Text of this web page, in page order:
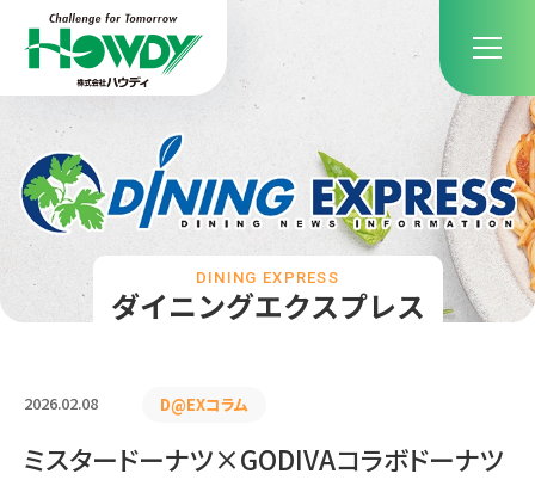
ダイニングエクスプレス
DINING EXPRESS
2026.02.08 D@EXコラム
ミスタードーナツ×GODIVAコラボドーナツ